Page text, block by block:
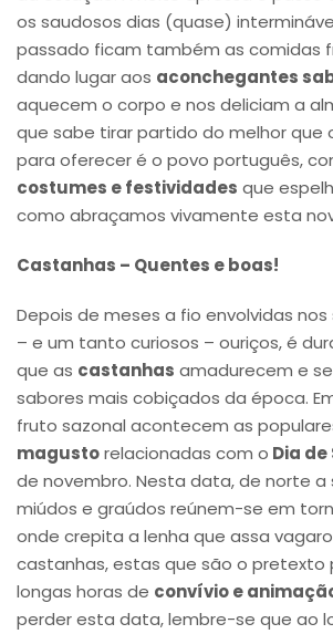
os saudosos dias (quase)
passado ficam também as comidas
dando lugar aos aconchegantes
aquecem o corpo e nos deliciam a
que sabe tirar partido do melhor que
para oferecer é o povo português,
costumes e festividades que
como abraçamos vivamente esta
Castanhas – Quentes e boas!
Depois de meses a fio envolvidas nos
– e um tanto curiosos – ouriços, é
que as castanhas amadurecem e
sabores mais cobiçados da época.
fruto sazonal acontecem as
magustorelacionadas com o Dia
de novembro. Nesta data, de norte a
miúdos e graúdos reúnem-se em
onde crepita a lenha que assa
castanhas, estas que são o pretexto
longas horas de convívio e
perder esta data, lembre-se que ao